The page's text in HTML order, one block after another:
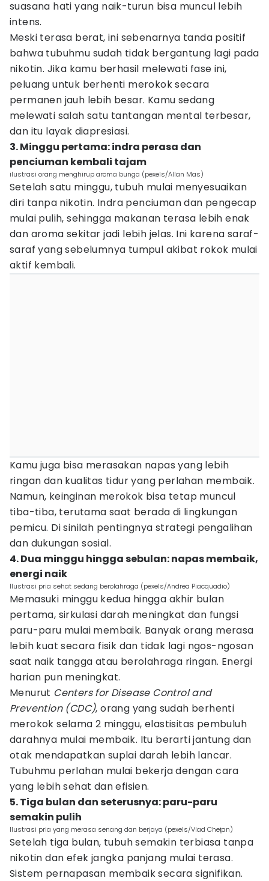
suasana hati yang naik-turun bisa muncul lebih
intens.
Meski terasa berat, ini sebenarnya tanda positif
bahwa tubuhmu sudah tidak bergantung lagi pada
nikotin. Jika kamu berhasil melewati fase ini,
peluang untuk berhenti merokok secara
permanen jauh lebih besar. Kamu sedang
melewati salah satu tantangan mental terbesar,
dan itu layak diapresiasi.
3. Minggu pertama: indra perasa dan
penciuman kembali tajam
ilustrasi orang menghirup aroma bunga (pexels/Allan Mas)
Setelah satu minggu, tubuh mulai menyesuaikan
diri tanpa nikotin. Indra penciuman dan pengecap
mulai pulih, sehingga makanan terasa lebih enak
dan aroma sekitar jadi lebih jelas. Ini karena saraf-
saraf yang sebelumnya tumpul akibat rokok mulai
aktif kembali.
Kamu juga bisa merasakan napas yang lebih
ringan dan kualitas tidur yang perlahan membaik.
Namun, keinginan merokok bisa tetap muncul
tiba-tiba, terutama saat berada di lingkungan
pemicu. Di sinilah pentingnya strategi pengalihan
dan dukungan sosial.
4. Dua minggu hingga sebulan: napas membaik,
energi naik
Ilustrasi pria sehat sedang berolahraga (pexels/Andrea Piacquadio)
Memasuki minggu kedua hingga akhir bulan
pertama, sirkulasi darah meningkat dan fungsi
paru-paru mulai membaik. Banyak orang merasa
lebih kuat secara fisik dan tidak lagi ngos-ngosan
saat naik tangga atau berolahraga ringan. Energi
harian pun meningkat.
Menurut Centers for Disease Control and
Prevention (CDC), orang yang sudah berhenti
merokok selama 2 minggu, elastisitas pembuluh
darahnya mulai membaik. Itu berarti jantung dan
otak mendapatkan suplai darah lebih lancar.
Tubuhmu perlahan mulai bekerja dengan cara
yang lebih sehat dan efisien.
5. Tiga bulan dan seterusnya: paru-paru
semakin pulih
Ilustrasi pria yang merasa senang dan berjaya (pexels/Vlad Chețan)
Setelah tiga bulan, tubuh semakin terbiasa tanpa
nikotin dan efek jangka panjang mulai terasa.
Sistem pernapasan membaik secara signifikan.